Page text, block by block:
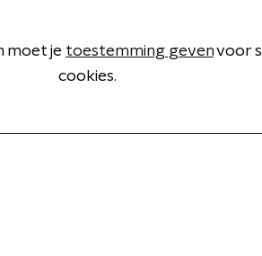
moet je toestemming gevenvoor
cookies.